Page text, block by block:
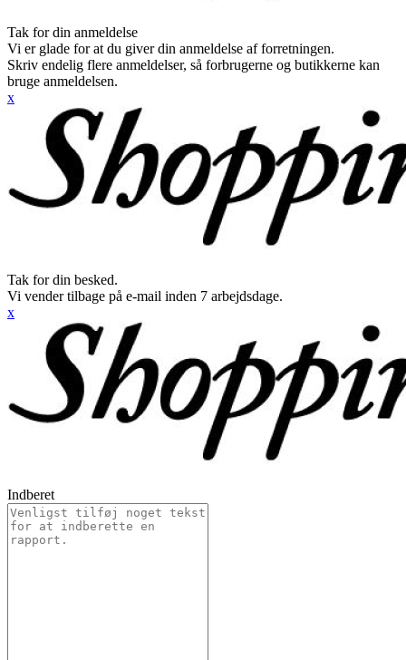
Tak for din anmeldelse
Vi er glade for at du giver din anmeldelse af forretningen.
Skriv endelig flere anmeldelser, så forbrugerne og butikkerne kan
bruge anmeldelsen.
x
Tak for din besked.
Vi vender tilbage på e-mail inden 7 arbejdsdage.
x
Indberet